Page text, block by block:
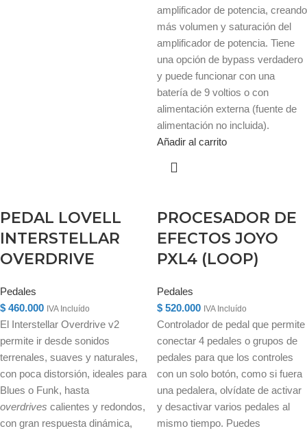
amplificador de potencia, creando
más volumen y saturación del
amplificador de potencia. Tiene
una opción de bypass verdadero
y puede funcionar con una
batería de 9 voltios o con
alimentación externa (fuente de
alimentación no incluida).
Añadir al carrito
PEDAL LOVELL
INTERSTELLAR
OVERDRIVE
Pedales
$ 460.000 IVA Incluído
El Interstellar Overdrive v2
permite ir desde sonidos
terrenales, suaves y naturales,
con poca distorsión, ideales para
Blues o Funk, hasta
overdrives calientes y redondos,
con gran respuesta dinámica,
PROCESADOR DE
EFECTOS JOYO
PXL4 (LOOP)
Pedales
$ 520.000 IVA Incluído
Controlador de pedal que permite
conectar 4 pedales o grupos de
pedales para que los controles
con un solo botón, como si fuera
una pedalera, olvídate de activar
y desactivar varios pedales al
mismo tiempo. Puedes